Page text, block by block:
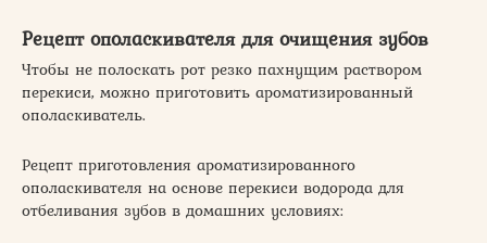
Рецепт ополаскивателя для очищения зубов
Чтобы не полоскать рот резко пахнущим раствором
перекиси, можно приготовить ароматизированный
ополаскиватель.
Рецепт приготовления ароматизированного
ополаскивателя на основе перекиси водорода для
отбеливания зубов в домашних условиях: